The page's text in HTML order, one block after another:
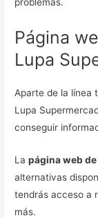
Página
Lupa
Aparte de la línea
Lupa
conseguir
Lapágina web
alternativas
tendrás acceso a
más.